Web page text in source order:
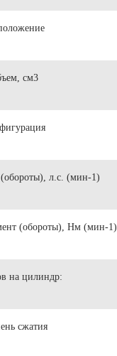
см3
л.с. (мин-1)
(обороты), Нм (мин-1)
на цилиндр:
сжатия